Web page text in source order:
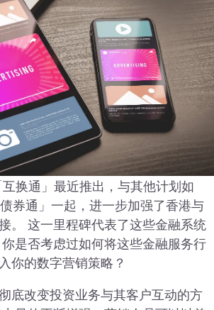
换通」最近推出，与其他计划如
券通」一起，进一步加强了香港与
。 这一里程碑代表了这些金融系统
是否考虑过如何将这些金融服务行
你的数字营销策略？
底改变投资业务与其客户互动的方